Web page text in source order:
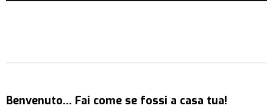
Benvenuto… Fai come se fossi a casa tua!